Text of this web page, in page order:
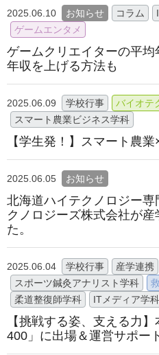
2025.06.10 お知らせ コラム
ゲームエンタメ
ゲームクリエイターの平
年収を上げる方法も
2025.06.09 学校行事
バイオテ
スマート農業ビジネス学科
【学生発！】スマート農
2025.06.05 お知らせ
北海道ハイテクノロジー
クノロジーズ株式会社が
た。
2025.06.04 学校行事 産学連携
スポーツ鍼灸アナリスト学科
柔道整復師学科
ITメディア学科
【挑戦する姿、支える力
400」に出場＆運営サポー